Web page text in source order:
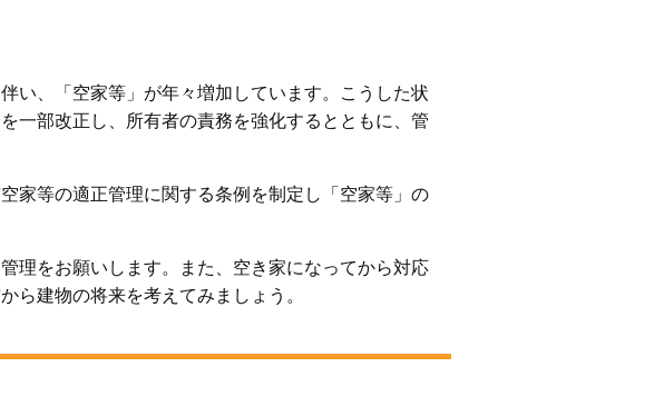
い、「空家等」が年々増加しています。こうした状
一部改正し、所有者の責務を強化するとともに、管
家等の適正管理に関する条例を制定し「空家等」の
理をお願いします。また、空き家になってから対応
ら建物の将来を考えてみましょう。